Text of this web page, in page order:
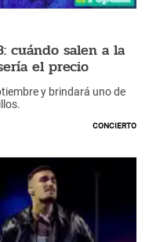
cuándo salen a la
el precio
y brindará uno de
Concierto